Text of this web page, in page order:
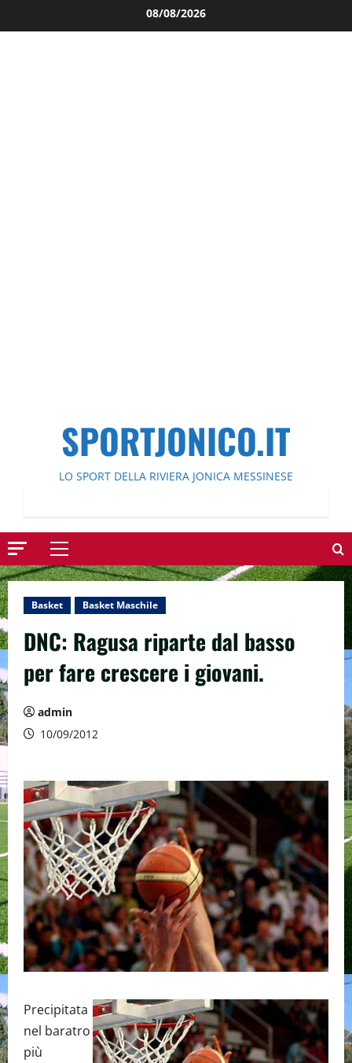
al
08/08/2026
SPORTJONICO.IT
LO SPORT DELLA RIVIERA JONICA MESSINESE
Menu
principale
Basket Basket Maschile
DNC: Ragusa riparte dal basso
per fare crescere i giovani.
admin
10/09/2012
Precipitata
nel baratro
più